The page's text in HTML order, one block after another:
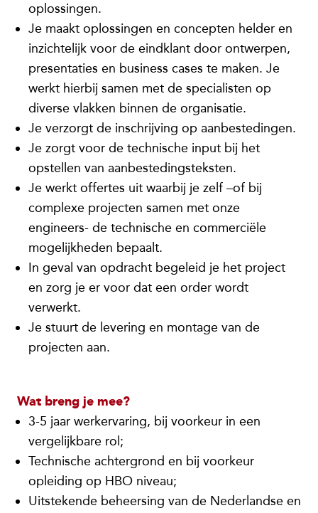
oplossingen.
Je maakt oplossingen en concepten helder en
inzichtelijk voor de eindklant door ontwerpen,
presentaties en business cases te maken. Je
werkt hierbij samen met de specialisten op
diverse vlakken binnen de organisatie.
Je verzorgt de inschrijving op aanbestedingen.
Je zorgt voor de technische input bij het
opstellen van aanbestedingsteksten.
Je werkt offertes uit waarbij je zelf –of bij
complexe projecten samen met onze
engineers- de technische en commerciële
mogelijkheden bepaalt.
In geval van opdracht begeleid je het project
en zorg je er voor dat een order wordt
verwerkt.
Je stuurt de levering en montage van de
projecten aan.
Wat breng je mee?
3-5 jaar werkervaring, bij voorkeur in een
vergelijkbare rol;
Technische achtergrond en bij voorkeur
opleiding op HBO niveau;
Uitstekende beheersing van de Nederlandse en